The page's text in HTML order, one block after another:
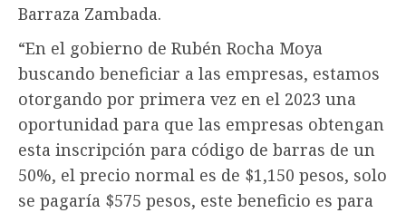
Barraza Zambada.
“En el gobierno de Rubén Rocha Moya
buscando beneficiar a las empresas, estamos
otorgando por primera vez en el 2023 una
oportunidad para que las empresas obtengan
esta inscripción para código de barras de un
50%, el precio normal es de $1,150 pesos, solo
se pagaría $575 pesos, este beneficio es para